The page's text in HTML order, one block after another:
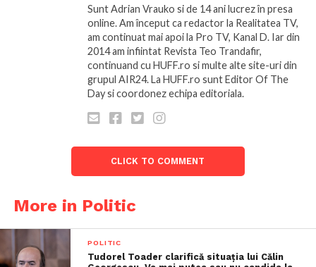
Sunt Adrian Vrauko si de 14 ani lucrez în presa
online. Am început ca redactor la Realitatea TV,
am continuat mai apoi la Pro TV, Kanal D. Iar din
2014 am infiintat Revista Teo Trandafir,
continuand cu HUFF.ro si multe alte site-uri din
grupul AIR24. La HUFF.ro sunt Editor Of The
Day si coordonez echipa editoriala.
CLICK TO COMMENT
More in Politic
POLITIC
Tudorel Toader clarifică situația lui Călin